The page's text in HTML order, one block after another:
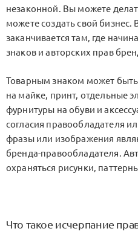
незаконной. Вы можете
можете создать свой бизнес.
заканчивается там, где
знаков и авторских прав
Товарным знаком может
на майке, принт, отдельные
фурнитуры на обуви и
согласия правообладателя
фразы или изображения
бренда-правообладателя.
охраняться рисунки,
Что такое исчерпание